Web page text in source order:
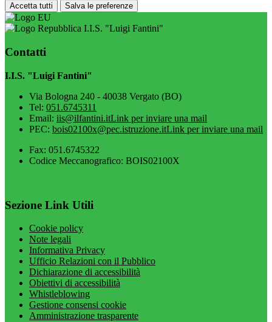
Accetta tutti Salva le preferenze
I.I.S. "Luigi Fantini"
Contatti
I.I.S. "Luigi Fantini"
Via Bologna 240 - 40038 Vergato (BO)
Tel: 051.6745311
Email: iis@ilfantini.itLink per inviare una mail
PEC: bois02100x@pec.istruzione.itLink per inviare una mail
Fax: 051.6745322
Codice Meccanografico: BOIS02100X
Sezione Link Utili
Cookie policy
Note legali
Informativa Privacy
Ufficio Relazioni con il Pubblico
Dichiarazione di accessibilità
Obiettivi di accessibilità
Whistleblowing
Gestione consensi cookie
Amministrazione trasparente